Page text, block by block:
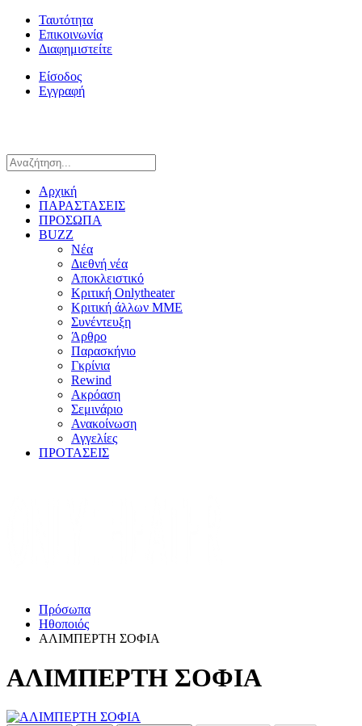
Ταυτότητα
Επικοινωνία
Διαφημιστείτε
Είσοδος
Εγγραφή
Αρχική
ΠΑΡΑΣΤΑΣΕΙΣ
ΠΡΟΣΩΠΑ
BUZZ
Νέα
Διεθνή νέα
Αποκλειστικό
Κριτική Onlytheater
Κριτική άλλων ΜΜΕ
Συνέντευξη
Άρθρο
Παρασκήνιο
Γκρίνια
Rewind
Ακρόαση
Σεμινάριο
Ανακοίνωση
Αγγελίες
ΠΡΟΤΑΣΕΙΣ
Πρόσωπα
Ηθοποιός
ΑΛΙΜΠΕΡΤΗ ΣΟΦΙΑ
ΑΛΙΜΠΕΡΤΗ ΣΟΦΙΑ